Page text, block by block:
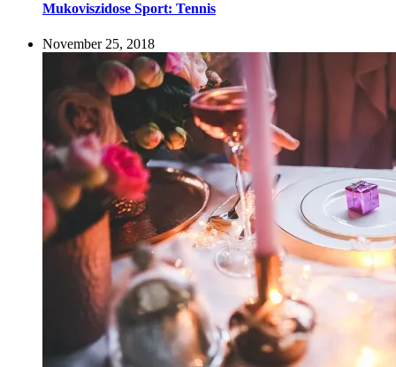
Mukoviszidose Sport: Tennis
November 25, 2018